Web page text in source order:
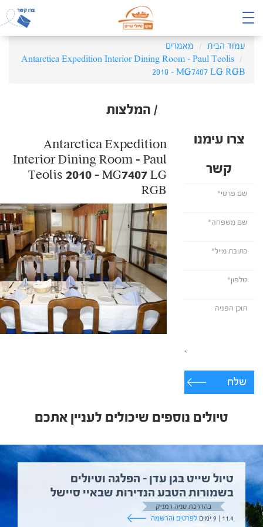
עמוד הבית
מאמרים
Antarctica Expedition Interior Dining Room – Paul Teolis
2010 – MG7407 LG RGB
/ המלצות
צרו עימנו
קשר
שלח
Antarctica Expedition
Interior Dining Room – Paul
Teolis 2010 – MG7407 LG
RGB
טיולים נוספים שיכולים לעניין אתכם
טיול שייט בגן עדן – הפלגה וטיולים
בשמורות הטבע הנדירות שבאיי סיישל
בהדרכת טניה רמניק
11.4 | 9 ימים
לפרטים והרשמה